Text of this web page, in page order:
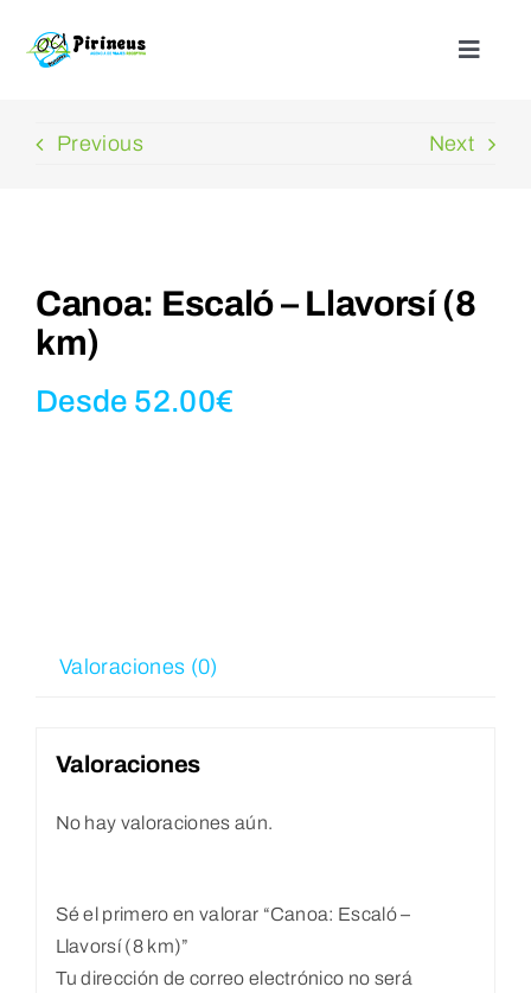
Toggle
¿Quienes somos?
WooCommerce Cart
Previous Next
Canoa: Escaló – Llavorsí (8
km)
Desde 52.00€
Valoraciones (0)
Valoraciones
No hay valoraciones aún.
Sé el primero en valorar “Canoa: Escaló –
Llavorsí (8 km)”
Tu dirección de correo electrónico no será